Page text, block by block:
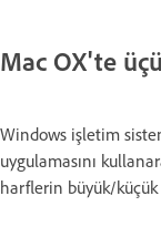
Mac OX'te
Windows işletim
uygulamasını
harflerin büyük/